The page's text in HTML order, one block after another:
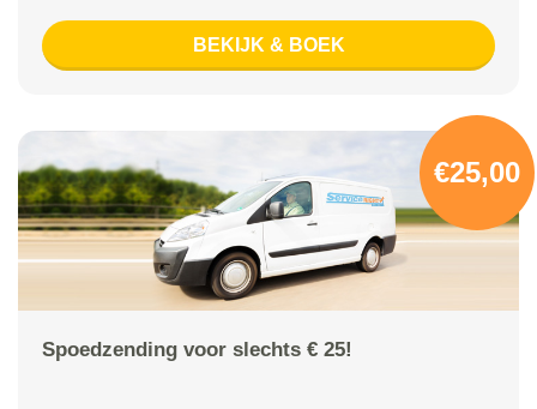
BEKIJK & BOEK
€25,00
Spoedzending voor slechts € 25!